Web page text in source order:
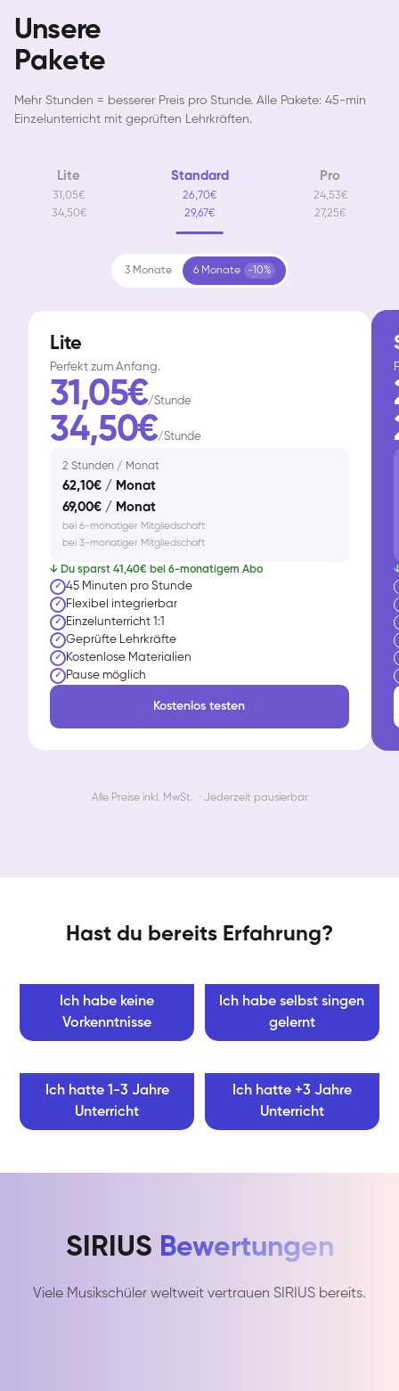
Unsere
Pakete
Mehr Stunden = besserer Preis pro Stunde. Alle Pakete: 45-min
Einzelunterricht mit geprüften Lehrkräften.
Lite
31,05€
34,50€
Standard
26,70€
29,67€
Pro
24,53€
27,25€
3 Monate 6 Monate -10%
Lite
Perfekt zum Anfang.
31,05€/Stunde
34,50€/Stunde
2 Stunden / Monat
62,10€ / Monat
69,00€ / Monat
bei 6-monatiger Mitgliedschaft
bei 3-monatiger Mitgliedschaft
↓ Du sparst 41,40€ bei 6-monatigem Abo
✓ 45 Minuten pro Stunde
✓ Flexibel integrierbar
✓ Einzelunterricht 1:1
✓ Geprüfte Lehrkräfte
✓ Kostenlose Materialien
✓ Pause möglich
Kostenlos testen
Alle Preise inkl. MwSt. · Jederzeit pausierbar
Hast du bereits Erfahrung?
Ich habe keine
Vorkenntnisse
Ich habe selbst singen
gelernt
Ich hatte 1-3 Jahre
Unterricht
Ich hatte +3 Jahre
Unterricht
SIRIUS Bewertungen
Viele Musikschüler weltweit vertrauen SIRIUS bereits.